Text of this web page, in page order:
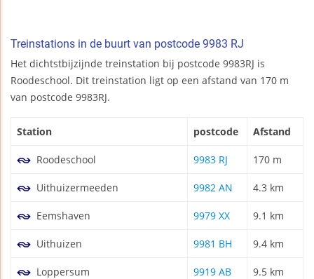
Treinstations in de buurt van postcode 9983 RJ
Het dichtstbijzijnde treinstation bij postcode 9983RJ is
Roodeschool. Dit treinstation ligt op een afstand van 170 m
van postcode 9983RJ.
Station postcode Afstand
Roodeschool 9983 RJ 170 m
Uithuizermeeden 9982 AN 4.3 km
Eemshaven 9979 XX 9.1 km
Uithuizen 9981 BH 9.4 km
Loppersum 9919 AB 9.5 km